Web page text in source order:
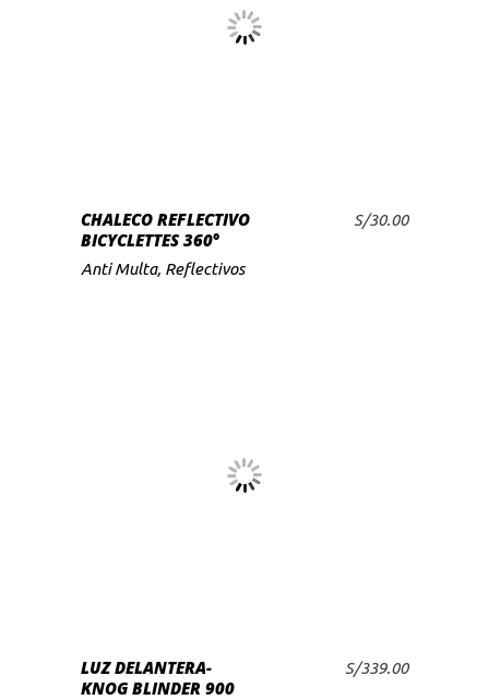
LEER MÁS
CHALECO REFLECTIVO
BICYCLETTES 360°
S/30.00
Anti Multa, Reflectivos
AÑADIR AL CARRITO
LUZ DELANTERA-
KNOG BLINDER 900
S/339.00